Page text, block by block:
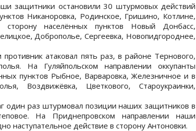
защитники остановили 30 штурмовых действий
Никаноровка, Родинское, Гришино, Котлине,
населённых пунктов Новый Донбасс,
Доброполье, Сергеевка, Новопидгороднее,
атаковал пять раз, в районе Тернового,
На Гуляйпольском направлении оккупанты
пунктов Рыбное, Варваровка, Железничное и в
Воздвижёвка, Цветкового, Староукраинки,
один раз штурмовал позиции наших защитников в
На Приднепровском направлении наши
наступательное действие в сторону Антоновки.